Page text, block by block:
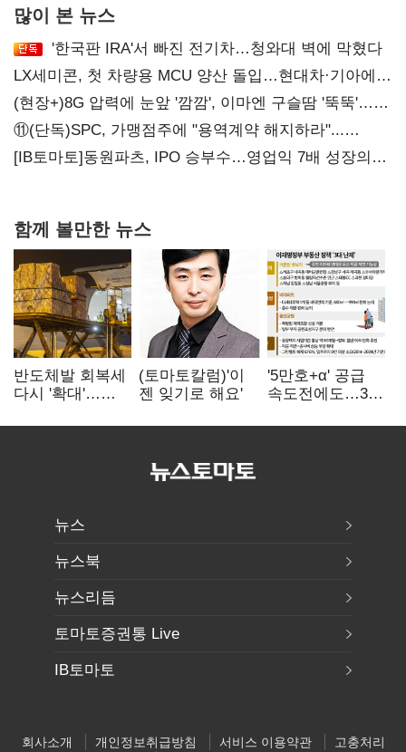
많이 본 뉴스
'한국판 IRA'서 빠진 전기차…청와대 벽에 막혔다
LX세미콘, 첫 차량용 MCU 양산 돌입…현대차·기아에
공급
(현장+)8G 압력에 눈앞 '깜깜', 이마엔 구슬땀 '뚝뚝'…
화려한 에어쇼 뒤 땀방울
⑪(단독)SPC, 가맹점주에 "용역계약 해지하라"...
내팽개친 '사회적합의'
[IB토마토]동원파츠, IPO 승부수…영업익 7배 성장의
함께 볼만한 뉴스
반도체발 회복세
다시 '확대'…
5.8% 반등
(토마토칼럼)'이
젠 잊기로 해요'
'5만호+α' 공급
속도전에도…3대
뉴스
뉴스북
뉴스리듬
토마토증권통 Live
IB토마토
회사소개 개인정보취급방침 서비스 이용약관 고충처리